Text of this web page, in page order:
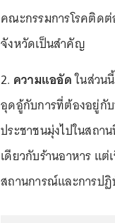
คณะกรรมการโรคติด
จังหวัดเป็นสำคัญ
2. ความแออัดในส่วน
อุดอู้กับการที่ต้องอยู่กั
ประชาชนมุ่งไปในสถา
เดียวกับร้านอาหาร แ
สถานการณ์และการป